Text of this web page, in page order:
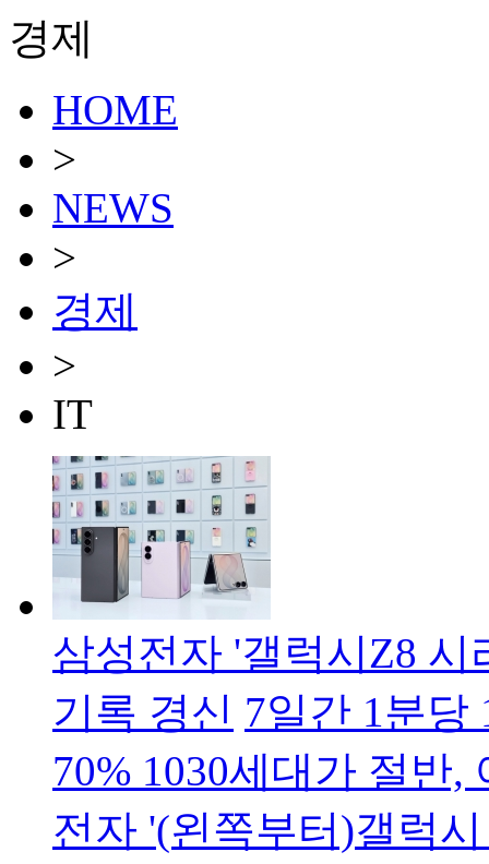
경제
HOME
>
NEWS
>
경제
>
IT
삼성전자 '갤럭시Z8
기록 경신 7일간 1분
70% 1030세대가 절반
전자 '(왼쪽부터)갤럭